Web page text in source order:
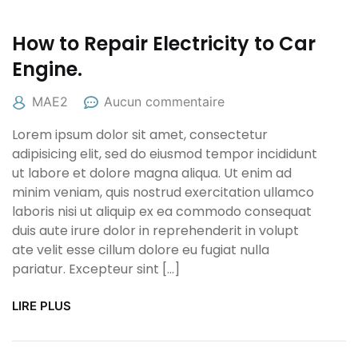
How to Repair Electricity to Car
Engine.
MAE2 Aucun commentaire
Lorem ipsum dolor sit amet, consectetur
adipisicing elit, sed do eiusmod tempor incididunt
ut labore et dolore magna aliqua. Ut enim ad
minim veniam, quis nostrud exercitation ullamco
laboris nisi ut aliquip ex ea commodo consequat
duis aute irure dolor in reprehenderit in volupt
ate velit esse cillum dolore eu fugiat nulla
pariatur. Excepteur sint […]
LIRE PLUS
25/01/2022